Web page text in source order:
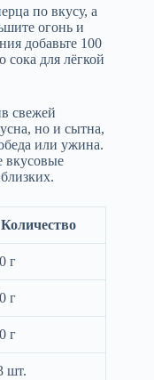
по вкусу, а
огонь и
добавьте 100
для лёгкой
свежей
но и сытна,
или ужина.
вкусовые
Количество
г
г
г
шт.